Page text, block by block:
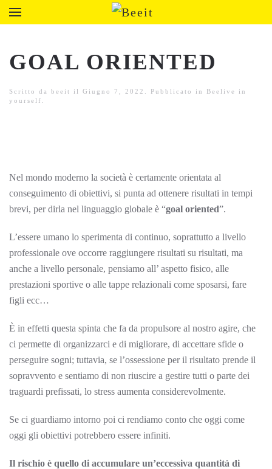
GOAL ORIENTED
Scritto da beeit il Giugno 7, 2022 . Pubblicato in Beelive in
yourself
Nel mondo moderno la società è certamente orientata al
conseguimento di obiettivi, si punta ad ottenere risultati in tempi
brevi, per dirla nel linguaggio globale è “goal oriented”.
L’essere umano lo sperimenta di continuo, soprattutto a livello
professionale ove occorre raggiungere risultati su risultati, ma
anche a livello personale, pensiamo all’ aspetto fisico, alle
prestazioni sportive o alle tappe relazionali come sposarsi, fare
figli ecc…
È in effetti questa spinta che fa da propulsore al nostro agire, che
ci permette di organizzarci e di migliorare, di accettare sfide o
perseguire sogni; tuttavia, se l’ossessione per il risultato prende il
sopravvento e sentiamo di non riuscire a gestire tutti o parte dei
traguardi prefissati, lo stress aumenta considerevolmente.
Se ci guardiamo intorno poi ci rendiamo conto che oggi come
oggi gli obiettivi potrebbero essere infiniti.
Il rischio è quello di accumulare un’eccessiva quantità di